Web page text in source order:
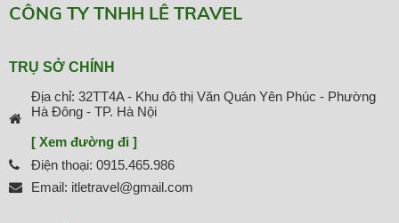
CÔNG TY TNHH LÊ TRAVEL
TRỤ SỞ CHÍNH
Địa chỉ: 32TT4A - Khu đô thị Văn Quán Yên Phúc - Phường
Hà Đông - TP. Hà Nội
[ Xem đường đi ]
Điện thoại: 0915.465.986
Email: itletravel@gmail.com